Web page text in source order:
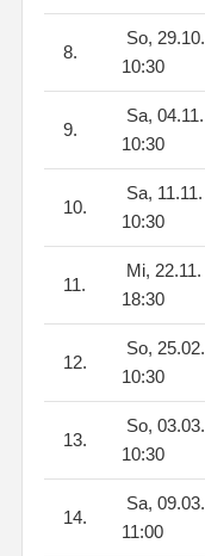
8.
So, 29.10.
10:30
9.
Sa, 04.11.
10:30
10.
Sa, 11.11.
10:30
11.
Mi, 22.11.
18:30
12.
So, 25.02.
10:30
13.
So, 03.03.
10:30
14.
Sa, 09.03.
11:00